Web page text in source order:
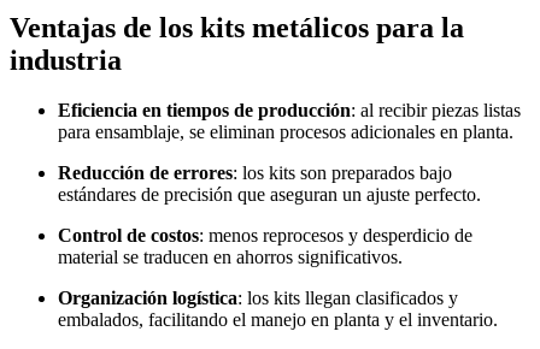
Ventajas de los kits metálicos para la
industria
Eficiencia en tiempos de producción: al recibir piezas listas
para ensamblaje, se eliminan procesos adicionales en planta.
Reducción de errores: los kits son preparados bajo
estándares de precisión que aseguran un ajuste perfecto.
Control de costos: menos reprocesos y desperdicio de
material se traducen en ahorros significativos.
Organización logística: los kits llegan clasificados y
embalados, facilitando el manejo en planta y el inventario.